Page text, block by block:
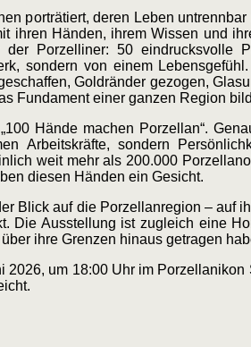
porträtiert, deren Leben
ihren Händen, ihrem Wissen und
Porzelliner: 50 eindrucksvolle
sondern von einem
Goldränder gezogen,
Fundament einer ganzen Region
Hände machen Porzellan“.
Arbeitskräfte, sondern
weit mehr als 200.000
diesen Händen ein Gesicht.
Blick auf die Porzellanregion – auf
Die Ausstellung ist zugleich eine
ihre Grenzen hinaus getragen
um 18:00 Uhr im